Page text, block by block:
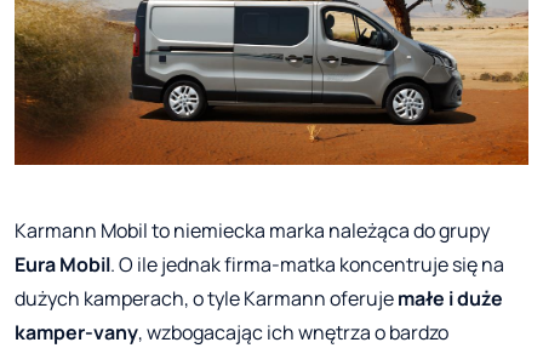
Karmann Mobil to niemiecka marka należąca do grupy
Eura Mobil. O ile jednak firma-matka koncentruje się na
dużych kamperach, o tyle Karmann oferujemałe i duże
kamper-vany, wzbogacając ich wnętrza o bardzo